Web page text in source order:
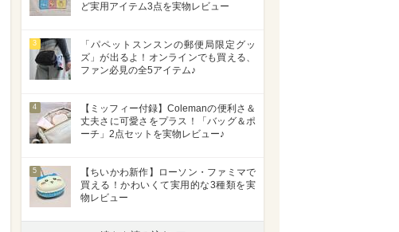
ど実用アイテム3点を実物レビュー
3
「パペットスンスンの郵便局限定グッ
ズ」が出るよ！オンラインでも買える、
ファン必見の全5アイテム♪
4
【ミッフィー付録】Colemanの便利さ＆
丈夫さに可愛さをプラス！「バッグ＆ポ
ーチ」2点セットを実物レビュー♪
5
【ちいかわ新作】ローソン・ファミマで
買える！かわいくて実用的な3種類を実
物レビュー